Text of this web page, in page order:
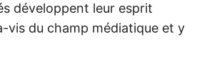
développent leur esprit
vis du champ médiatique et y